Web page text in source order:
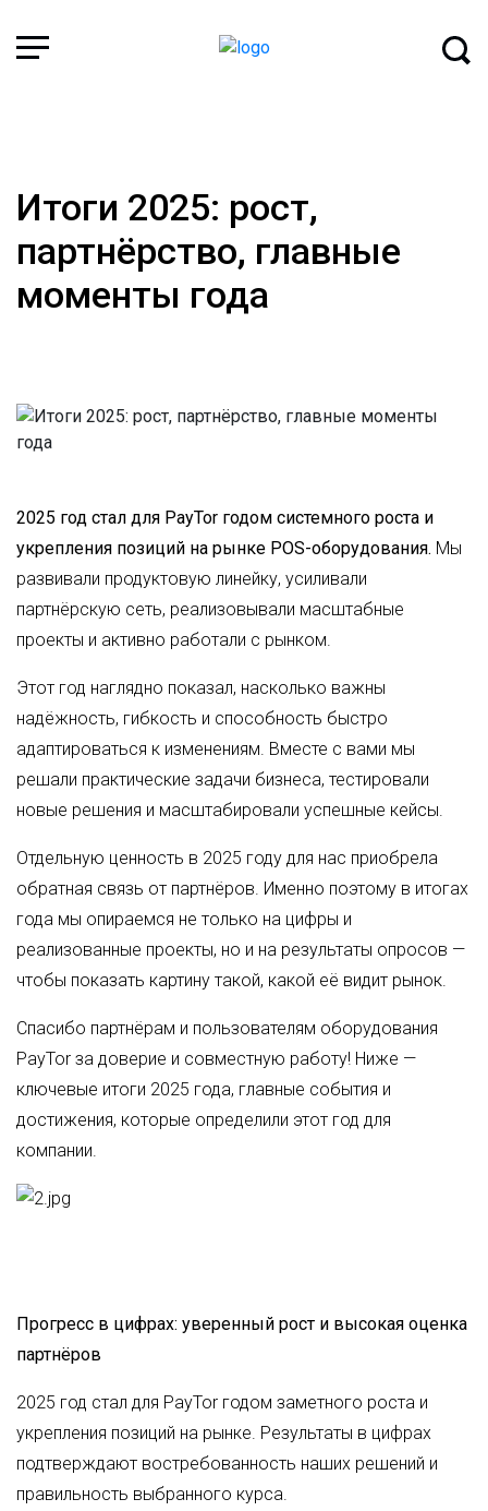
Итоги 2025: рост,
партнёрство, главные
моменты года
2025 год стал для PayTor годом системного роста и
укрепления позиций на рынке POS-оборудования. Мы
развивали продуктовую линейку, усиливали
партнёрскую сеть, реализовывали масштабные
проекты и активно работали с рынком.
Этот год наглядно показал, насколько важны
надёжность, гибкость и способность быстро
адаптироваться к изменениям. Вместе с вами мы
решали практические задачи бизнеса, тестировали
новые решения и масштабировали успешные кейсы.
Отдельную ценность в 2025 году для нас приобрела
обратная связь от партнёров. Именно поэтому в итогах
года мы опираемся не только на цифры и
реализованные проекты, но и на результаты опросов —
чтобы показать картину такой, какой её видит рынок.
Спасибо партнёрам и пользователям оборудования
PayTor за доверие и совместную работу! Ниже —
ключевые итоги 2025 года, главные события и
достижения, которые определили этот год для
компании.
Прогресс в цифрах: уверенный рост и высокая оценка
партнёров
2025 год стал для PayTor годом заметного роста и
укрепления позиций на рынке. Результаты в цифрах
подтверждают востребованность наших решений и
правильность выбранного курса.